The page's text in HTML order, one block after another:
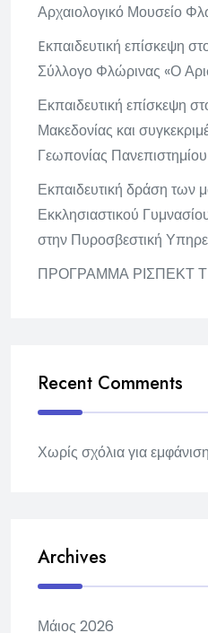
Αρχαιολογικό Μουσείο
Eκπαιδευτική επίσκεψη
Σύλλογο Φλώρινας «Ο
Εκπαιδευτική επίσκεψη
Μακεδονίας και
Γεωπονίας
Εκπαιδευτική δράση των
Εκκλησιαστικού
στην Πυροσβεστική
ΠΡΟΓΡΑΜΜΑ ΡΙΣΠΕΚΤ
Recent Comments
Χωρίς σχόλια για
Archives
Μάιος 2026